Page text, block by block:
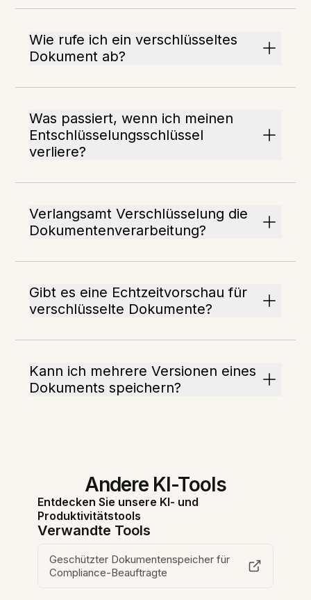
Wie rufe ich ein verschlüsseltes
Dokument ab?
Was passiert, wenn ich meinen
Entschlüsselungsschlüssel
verliere?
Verlangsamt Verschlüsselung die
Dokumentenverarbeitung?
Gibt es eine Echtzeitvorschau für
verschlüsselte Dokumente?
Kann ich mehrere Versionen eines
Dokuments speichern?
Andere KI-Tools
Entdecken Sie unsere KI- und
Produktivitätstools
Verwandte Tools
Geschützter Dokumentenspeicher für
Compliance-Beauftragte